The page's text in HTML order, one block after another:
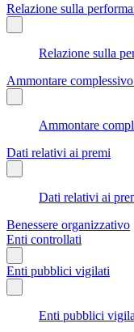
Relazione sulla
Relazione sulla
Ammontare
Ammontare
Dati relativi ai premi
Dati relativi ai
Benessere organizzativo
Enti controllati
Enti pubblici vigilati
Enti pubblici